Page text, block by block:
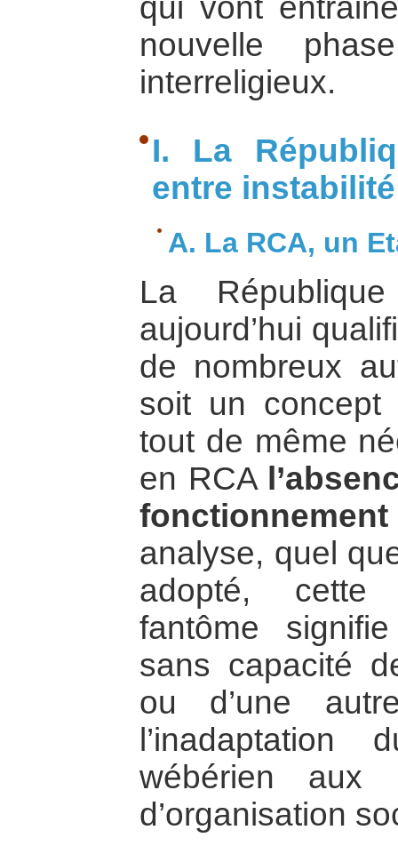
qui vont
nouvelle
interreligieux.
I. La
entre
A. La RCA, un
La
aujourd’hui
de nombreux
soit un concept
tout de même
en RCA
fonctionnement
analyse, quel
adopté, cette
fantôme
sans capacité
ou d’une
l’inadaptation
wébérien aux
d’organisation